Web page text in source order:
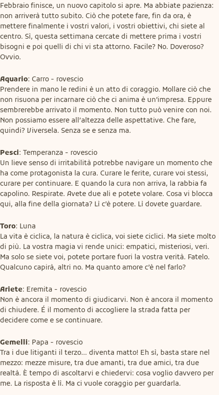
Febbraio finisce, un nuovo capitolo si apre. Ma abbiate pazienza:
non arriverà tutto subito. Ciò che potete fare, fin da ora, è
mettere finalmente i vostri valori, i vostri obiettivi, chi siete al
centro. Sì, questa settimana cercate di mettere prima i vostri
bisogni e poi quelli di chi vi sta attorno. Facile? No. Doveroso?
Ovvio.
Aquario: Carro - rovescio
Prendere in mano le redini è un atto di coraggio. Mollare ciò che
non risuona per incarnare ciò che ci anima è un’impresa. Eppure
sembrerebbe arrivato il momento. Non tutto può venire con noi.
Non possiamo essere all’altezza delle aspettative. Che fare,
quindi? Viversela. Senza se e senza ma.
Pesci: Temperanza - rovescio
Un lieve senso di irritabilità potrebbe navigare un momento che
ha come protagonista la cura. Curare le ferite, curare voi stessi,
curare per continuare. E quando la cura non arriva, la rabbia fa
capolino. Respirate. Avete due ali e potete volare. Cosa vi blocca
qui, alla fine della giornata? Lì c’è potere. Lì dovete guardare.
Toro: Luna
La vita è ciclica, la natura è ciclica, voi siete ciclici. Ma siete molto
di più. La vostra magia vi rende unici: empatici, misteriosi, veri.
Ma solo se siete voi, potete portare fuori la vostra verità. Fatelo.
Qualcuno capirà, altri no. Ma quanto amore c’è nel farlo?
Ariete: Eremita - rovescio
Non è ancora il momento di giudicarvi. Non è ancora il momento
di chiudere. É il momento di accogliere la strada fatta per
decidere come e se continuare.
Gemelli: Papa - rovescio
Tra i due litiganti il terzo… diventa matto! Eh sì, basta stare nel
mezzo: mezze misure, tra due amanti, tra due amici, tra due
realtà. È tempo di ascoltarvi e chiedervi: cosa voglio davvero per
me. La risposta è lì. Ma ci vuole coraggio per guardarla.